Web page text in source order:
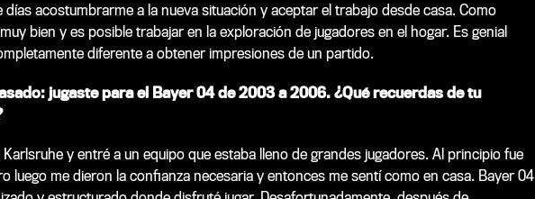
días acostumbrarme a la nueva situación y aceptar el trabajo desde casa. Como
bien y es posible trabajar en la exploración de jugadores en el hogar. Es genial
diferente a obtener impresiones de un partido.
jugaste para el Bayer 04 de 2003 a 2006. ¿Qué recuerdas de tu
Karlsruhe y entré a un equipo que estaba lleno de grandes jugadores. Al principio fue
luego me dieron la confianza necesaria y entonces me sentí como en casa. Bayer 04